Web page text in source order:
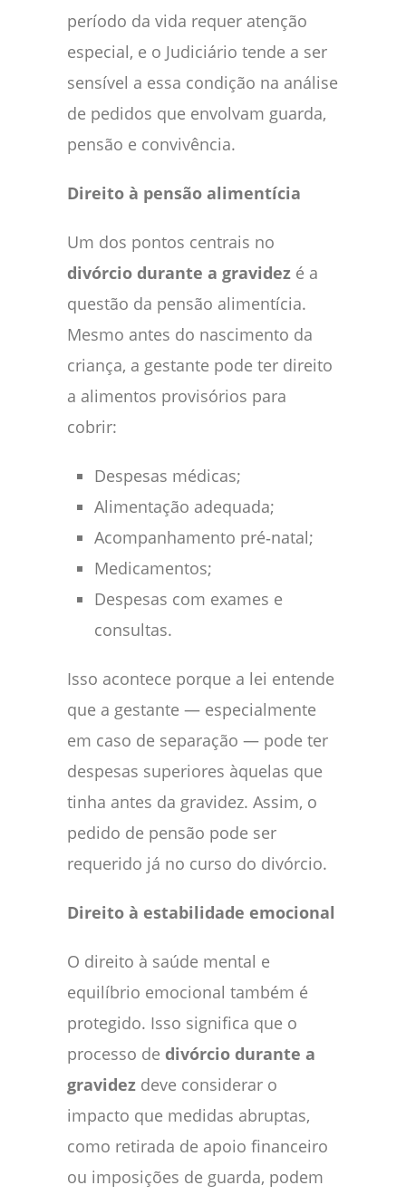
período da vida requer atenção
especial, e o Judiciário tende a ser
sensível a essa condição na análise
de pedidos que envolvam guarda,
pensão e convivência.
Direito à pensão alimentícia
Um dos pontos centrais no
divórcio durante a gravidez é a
questão da pensão alimentícia.
Mesmo antes do nascimento da
criança, a gestante pode ter direito
a alimentos provisórios para
cobrir:
Despesas médicas;
Alimentação adequada;
Acompanhamento pré‑natal;
Medicamentos;
Despesas com exames e
consultas.
Isso acontece porque a lei entende
que a gestante — especialmente
em caso de separação — pode ter
despesas superiores àquelas que
tinha antes da gravidez. Assim, o
pedido de pensão pode ser
requerido já no curso do divórcio.
Direito à estabilidade emocional
O direito à saúde mental e
equilíbrio emocional também é
protegido. Isso significa que o
processo de divórcio durante a
gravidez deve considerar o
impacto que medidas abruptas,
como retirada de apoio financeiro
ou imposições de guarda, podem